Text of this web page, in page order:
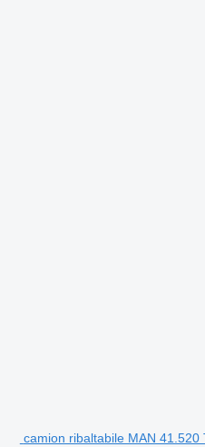
camion ribaltabile MAN 41.520